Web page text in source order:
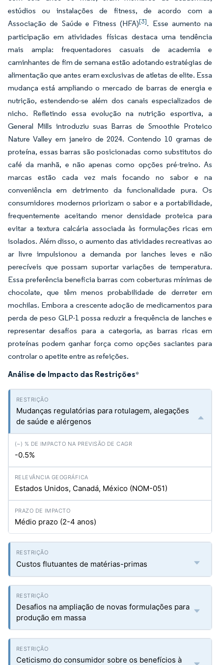
estúdios ou instalações de fitness, de acordo com a
Associação de Saúde e Fitness (HFA)[3]. Esse aumento na
participação em atividades físicas destaca uma tendência
mais ampla: frequentadores casuais de academia e
caminhantes de fim de semana estão adotando estratégias de
alimentação que antes eram exclusivas de atletas de elite. Essa
mudança está ampliando o mercado de barras de energia e
nutrição, estendendo-se além dos canais especializados de
nicho. Refletindo essa evolução na nutrição esportiva, a
General Mills introduziu suas Barras de Smoothie Proteico
Nature Valley em janeiro de 2024. Contendo 10 gramas de
proteína, essas barras são posicionadas como substitutos do
café da manhã, e não apenas como opções pré-treino. As
marcas estão cada vez mais focando no sabor e na
conveniência em detrimento da funcionalidade pura. Os
consumidores modernos priorizam o sabor e a portabilidade,
frequentemente aceitando menor densidade proteica para
evitar a textura calcária associada às formulações ricas em
isolados. Além disso, o aumento das atividades recreativas ao
ar livre impulsionou a demanda por lanches leves e não
perecíveis que possam suportar variações de temperatura.
Essa preferência beneficia barras com coberturas mínimas de
chocolate, que têm menos probabilidade de derreter em
mochilas. Embora a crescente adoção de medicamentos para
perda de peso GLP-1 possa reduzir a frequência de lanches e
representar desafios para a categoria, as barras ricas em
proteínas podem ganhar força como opções saciantes para
controlar o apetite entre as refeições.
Análise de Impacto das Restrições*
Mudanças regulatórias para rotulagem, alegações
de saúde e alérgenos
-0.5%
Estados Unidos, Canadá, México (NOM-051)
Médio prazo (2-4 anos)
Custos flutuantes de matérias-primas
Desafios na ampliação de novas formulações para
produção em massa
Ceticismo do consumidor sobre os benefícios à